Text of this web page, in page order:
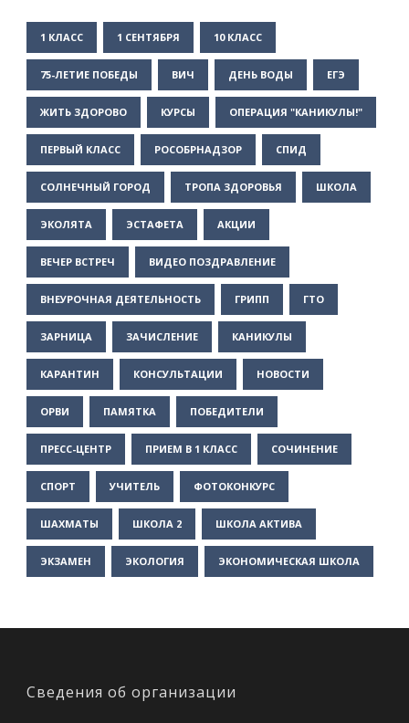
1 КЛАСС 1 СЕНТЯБРЯ 10 КЛАСС
75-ЛЕТИЕ ПОБЕДЫ ВИЧ ДЕНЬ ВОДЫ ЕГЭ
ЖИТЬ ЗДОРОВО КУРСЫ ОПЕРАЦИЯ "КАНИКУЛЫ!"
ПЕРВЫЙ КЛАСС РОСОБРНАДЗОР СПИД
СОЛНЕЧНЫЙ ГОРОД ТРОПА ЗДОРОВЬЯ ШКОЛА
ЭКОЛЯТА ЭСТАФЕТА АКЦИИ
ВЕЧЕР ВСТРЕЧ ВИДЕО ПОЗДРАВЛЕНИЕ
ВНЕУРОЧНАЯ ДЕЯТЕЛЬНОСТЬ ГРИПП ГТО
ЗАРНИЦА ЗАЧИСЛЕНИЕ КАНИКУЛЫ
КАРАНТИН КОНСУЛЬТАЦИИ НОВОСТИ
ОРВИ ПАМЯТКА ПОБЕДИТЕЛИ
ПРЕСС-ЦЕНТР ПРИЕМ В 1 КЛАСС СОЧИНЕНИЕ
СПОРТ УЧИТЕЛЬ ФОТОКОНКУРС
ШАХМАТЫ ШКОЛА 2 ШКОЛА АКТИВА
ЭКЗАМЕН ЭКОЛОГИЯ ЭКОНОМИЧЕСКАЯ ШКОЛА
Сведения об организации